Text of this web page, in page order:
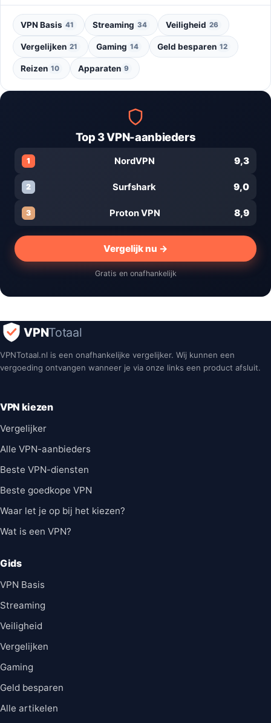
VPN Basis 41 Streaming 34 Veiligheid 26
Vergelijken 21 Gaming 14 Geld besparen 12
Reizen 10 Apparaten 9
Top 3 VPN-aanbieders
1 NordVPN 9,3
2 Surfshark 9,0
3 Proton VPN 8,9
Vergelijk nu →
Gratis en onafhankelijk
VPNTotaal
VPNTotaal.nl is een onafhankelijke vergelijker. Wij kunnen een
vergoeding ontvangen wanneer je via onze links een product afsluit.
VPN kiezen
Vergelijker
Alle VPN-aanbieders
Beste VPN-diensten
Beste goedkope VPN
Waar let je op bij het kiezen?
Wat is een VPN?
Gids
VPN Basis
Streaming
Veiligheid
Vergelijken
Gaming
Geld besparen
Alle artikelen